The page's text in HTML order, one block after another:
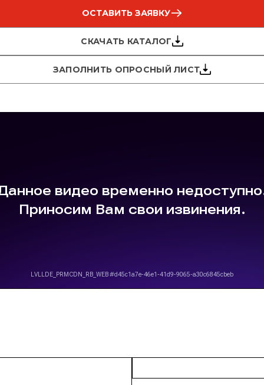
ОСТАВИТЬ ЗАЯВКУ
СКАЧАТЬ КАТАЛОГ
ЗАПОЛНИТЬ ОПРОСНЫЙ ЛИСТ